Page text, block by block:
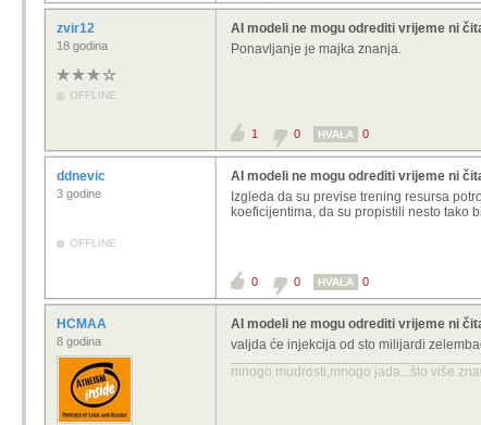
zvir12
18 godina
OFFLINE
AI modeli ne mogu odrediti vrijeme ni
Ponavljanje je majka znanja.
1 0 HVALA 0
ddnevic
3 godine
OFFLINE
AI modeli ne mogu odrediti vrijeme ni
Izgleda da su previse trening resursa
koeficijentima, da su propistili nesto tako
0 0 HVALA 0
HCMAA
8 godina
AI modeli ne mogu odrediti vrijeme ni
valjda će injekcija od sto milijardi
mnogo mudrosti,mnogo jada...što više